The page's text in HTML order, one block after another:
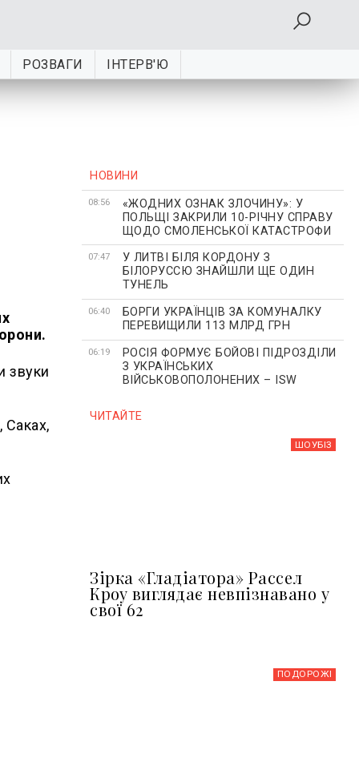
РОЗВАГИ ІНТЕРВ'Ю
звуки
Саках,
НОВИНИ
08:56
«ЖОДНИХ ОЗНАК ЗЛОЧИНУ»: У
ПОЛЬЩІ ЗАКРИЛИ 10-РІЧНУ СПРАВУ
ЩОДО СМОЛЕНСЬКОЇ КАТАСТРОФИ
07:47
У ЛИТВІ БІЛЯ КОРДОНУ З
БІЛОРУССЮ ЗНАЙШЛИ ЩЕ ОДИН
ТУНЕЛЬ
06:40
БОРГИ УКРАЇНЦІВ ЗА КОМУНАЛКУ
ПЕРЕВИЩИЛИ 113 МЛРД ГРН
06:19
РОСІЯ ФОРМУЄ БОЙОВІ ПІДРОЗДІЛИ
З УКРАЇНСЬКИХ
ВІЙСЬКОВОПОЛОНЕНИХ – ISW
ЧИТАЙТЕ
ШОУБIЗ
Зірка «Гладіатора» Рассел
Кроу виглядає невпізнавано у
свої 62
ПОДОРОЖІ